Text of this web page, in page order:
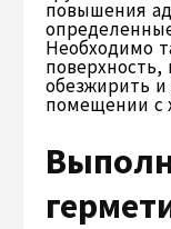
повышения
Необходимо
поверхность,
обезжирить и
помещении с